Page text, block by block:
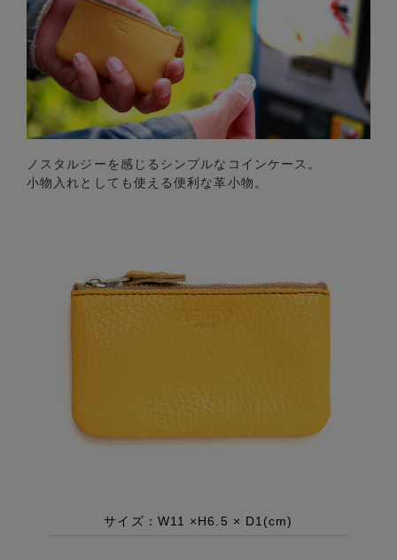
ノスタルジーを感じるシンプルなコインケース。
小物入れとしても使える便利な革小物。